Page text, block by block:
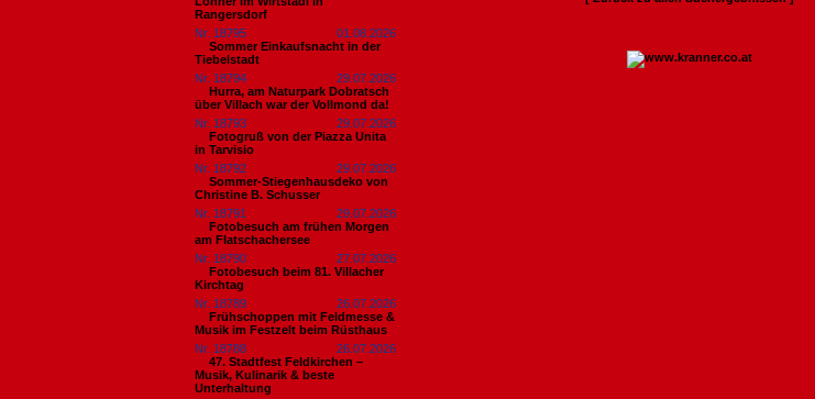
Rangersdorf
Nr. 18795
01.08.2026
Sommer Einkaufsnacht in der
Tiebelstadt
Nr. 18794
29.07.2026
Hurra, am Naturpark Dobratsch
über Villach war der Vollmond da!
Nr. 18793
29.07.2026
Fotogruß von der Piazza Unita
in Tarvisio
Nr. 18792
29.07.2026
Sommer-Stiegenhausdeko von
Christine B. Schusser
Nr. 18791
29.07.2026
Fotobesuch am frühen Morgen
am Flatschachersee
Nr. 18790
27.07.2026
Fotobesuch beim 81. Villacher
Kirchtag
Nr. 18789
26.07.2026
Frühschoppen mit Feldmesse &
Musik im Festzelt beim Rüsthaus
Nr. 18788
26.07.2026
47. Stadtfest Feldkirchen –
Musik, Kulinarik & beste
Unterhaltung